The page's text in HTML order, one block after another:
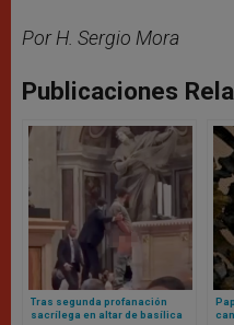
Por H. Sergio Mora
Publicaciones
Tras segunda profanación
sacrílega en altar de basílica